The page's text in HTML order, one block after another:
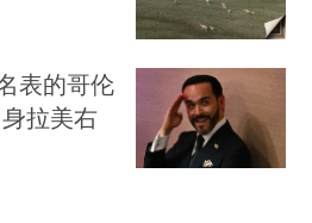
表的哥伦
拉美右